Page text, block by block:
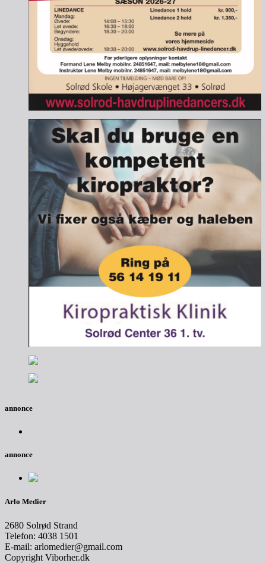
annonce
annonce
Arlo Medier
2680 Solrød Strand
Telefon: 4038 1501
E-mail: arlomedier@gmail.com
Copyright Viborher.dk